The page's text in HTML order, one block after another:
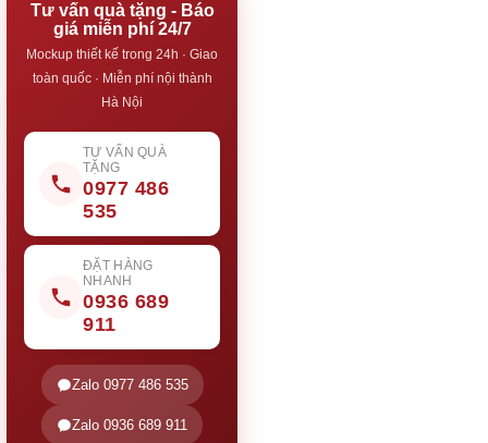
Tư vấn quà tặng - Báo
giá miễn phí 24/7
Mockup thiết kế trong 24h · Giao
toàn quốc · Miễn phí nội thành
Hà Nội
TƯ VẤN QUÀ
TẶNG
0977 486
535
ĐẶT HÀNG
NHANH
0936 689
911
Zalo 0977 486 535
Zalo 0936 689 911